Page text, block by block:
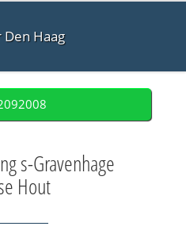
Haag
s-Gravenhage
Hout